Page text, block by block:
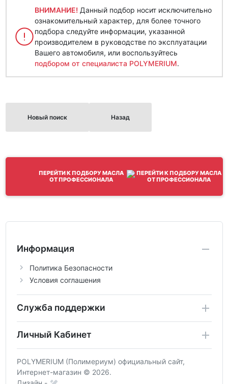
ВНИМАНИЕ! Данный подбор носит исключительно
ознакомительный характер, для более точного
подбора следуйте информации, указанной
производителем в руководстве по эксплуатации
Вашего автомобиля, или воспользуйтесь
подбором от специалиста POLYMERIUM.
Новый поиск Назад
ПЕРЕЙТИ К ПОДБОРУ МАСЛА
ОТ ПРОФЕССИОНАЛА
Информация
Политика Безопасности
Условия соглашения
Служба поддержки
Личный Кабинет
POLYMERIUM (Полимериум) официальный сайт,
Интернет-магазин © 2026.